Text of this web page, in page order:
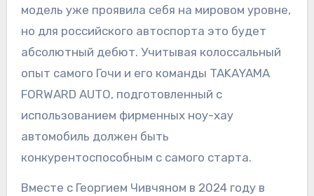
модель уже проявила себя на мировом уровне,
но для российского автоспорта это будет
абсолютный дебют. Учитывая колоссальный
опыт самого Гочи и его команды TAKAYAMA
FORWARD AUTO, подготовленный с
использованием фирменных ноу-хау
автомобиль должен быть
конкурентоспособным с самого старта.
Вместе с Георгием Чивчяном в 2024 году в